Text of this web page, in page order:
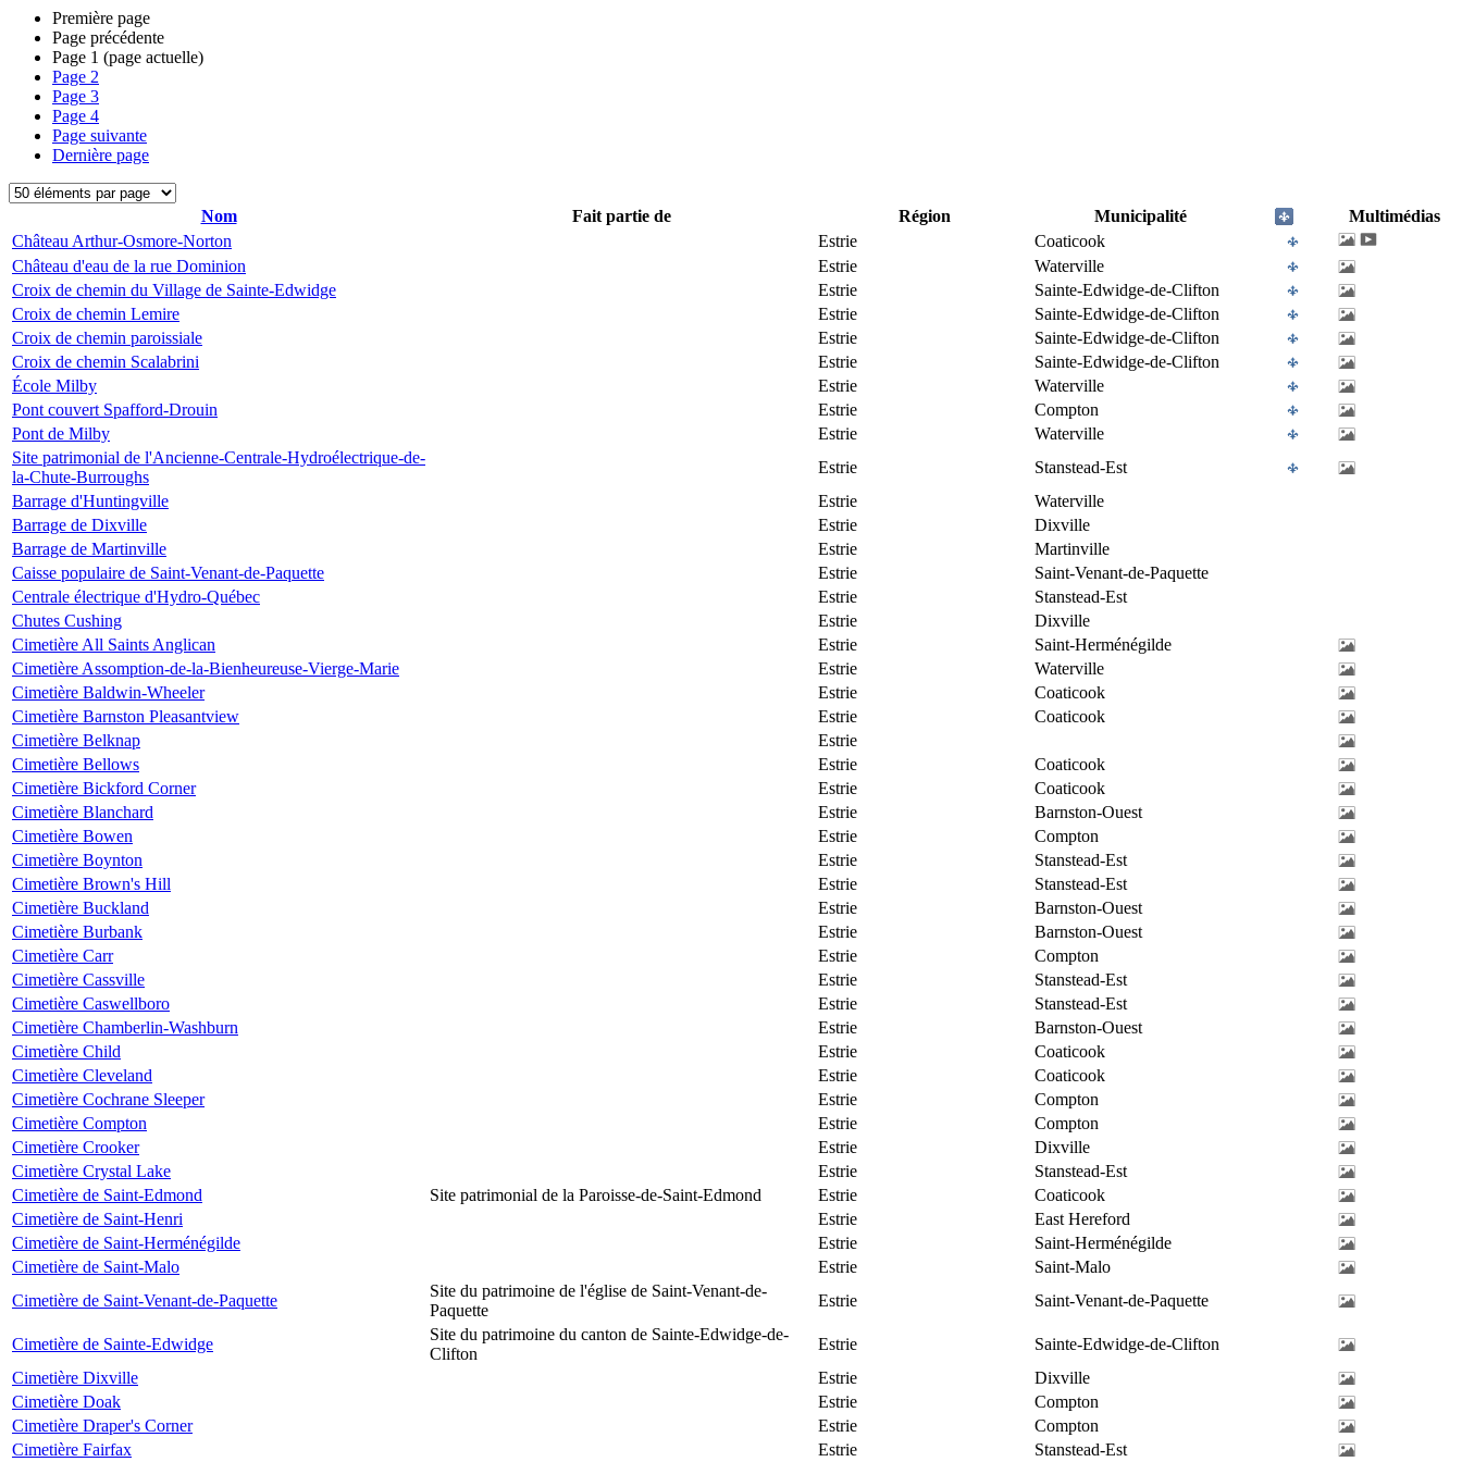
Première page
Page précédente
Page 1 (page actuelle)
Page 2
Page 3
Page 4
Page suivante
Dernière page
Nom Fait partie de Région Municipalité
Multimédias
Château Arthur-Osmore-Norton
Estrie
Coaticook
Château d'eau de la rue Dominion
Estrie
Waterville
Croix de chemin du Village de Sainte-Edwidge
Estrie
Sainte-Edwidge-de-Clifton
Croix de chemin Lemire
Estrie
Sainte-Edwidge-de-Clifton
Croix de chemin paroissiale
Estrie
Sainte-Edwidge-de-Clifton
Croix de chemin Scalabrini
Estrie
Sainte-Edwidge-de-Clifton
École Milby
Estrie
Waterville
Pont couvert Spafford-Drouin
Estrie
Compton
Pont de Milby
Estrie
Waterville
Site patrimonial de l'Ancienne-Centrale-Hydroélectrique-de-
la-Chute-Burroughs
Estrie
Stanstead-Est
Barrage d'Huntingville
Estrie
Waterville
Barrage de Dixville
Estrie
Dixville
Barrage de Martinville
Estrie
Martinville
Caisse populaire de Saint-Venant-de-Paquette
Estrie
Saint-Venant-de-Paquette
Centrale électrique d'Hydro-Québec
Estrie
Stanstead-Est
Chutes Cushing
Estrie
Dixville
Cimetière All Saints Anglican
Estrie
Saint-Herménégilde
Cimetière Assomption-de-la-Bienheureuse-Vierge-Marie
Estrie
Waterville
Cimetière Baldwin-Wheeler
Estrie
Coaticook
Cimetière Barnston Pleasantview
Estrie
Coaticook
Cimetière Belknap
Estrie
Cimetière Bellows
Estrie
Coaticook
Cimetière Bickford Corner
Estrie
Coaticook
Cimetière Blanchard
Estrie
Barnston-Ouest
Cimetière Bowen
Estrie
Compton
Cimetière Boynton
Estrie
Stanstead-Est
Cimetière Brown's Hill
Estrie
Stanstead-Est
Cimetière Buckland
Estrie
Barnston-Ouest
Cimetière Burbank
Estrie
Barnston-Ouest
Cimetière Carr
Estrie
Compton
Cimetière Cassville
Estrie
Stanstead-Est
Cimetière Caswellboro
Estrie
Stanstead-Est
Cimetière Chamberlin-Washburn
Estrie
Barnston-Ouest
Cimetière Child
Estrie
Coaticook
Cimetière Cleveland
Estrie
Coaticook
Cimetière Cochrane Sleeper
Estrie
Compton
Cimetière Compton
Estrie
Compton
Cimetière Crooker
Estrie
Dixville
Cimetière Crystal Lake
Estrie
Stanstead-Est
Cimetière de Saint-Edmond
Site patrimonial de la Paroisse-de-Saint-Edmond Estrie
Coaticook
Cimetière de Saint-Henri
Estrie
East Hereford
Cimetière de Saint-Herménégilde
Estrie
Saint-Herménégilde
Cimetière de Saint-Malo
Estrie
Saint-Malo
Cimetière de Saint-Venant-de-Paquette
Site du patrimoine de l'église de Saint-Venant-de-
Paquette
Estrie Saint-Venant-de-Paquette
Cimetière de Sainte-Edwidge
Site du patrimoine du canton de Sainte-Edwidge-de-
Clifton
Estrie
Sainte-Edwidge-de-Clifton
Cimetière Dixville
Estrie
Dixville
Cimetière Doak
Estrie
Compton
Cimetière Draper's Corner
Estrie
Compton
Cimetière Fairfax
Estrie Stanstead-Est